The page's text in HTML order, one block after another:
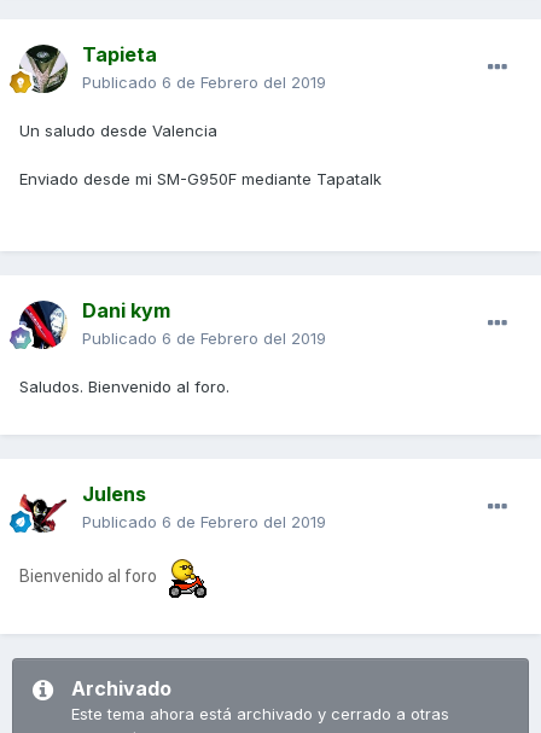
Tapieta
Publicado 6 de Febrero del 2019
Un saludo desde Valencia
Enviado desde mi SM-G950F mediante Tapatalk
Dani kym
Publicado 6 de Febrero del 2019
Saludos. Bienvenido al foro.
Julens
Publicado 6 de Febrero del 2019
Bienvenido al foro
Archivado
Este tema ahora está archivado y cerrado a otras